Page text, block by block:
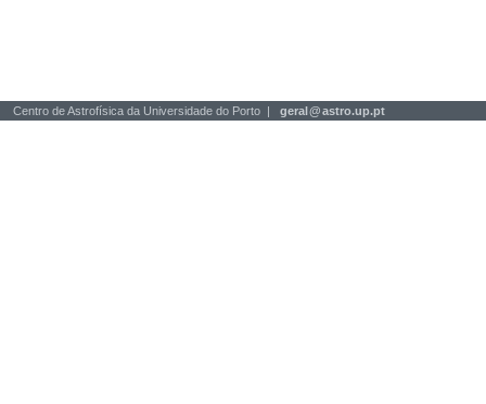
Centro de Astrofísica da Universidade do Porto | geral@astro.up.pt